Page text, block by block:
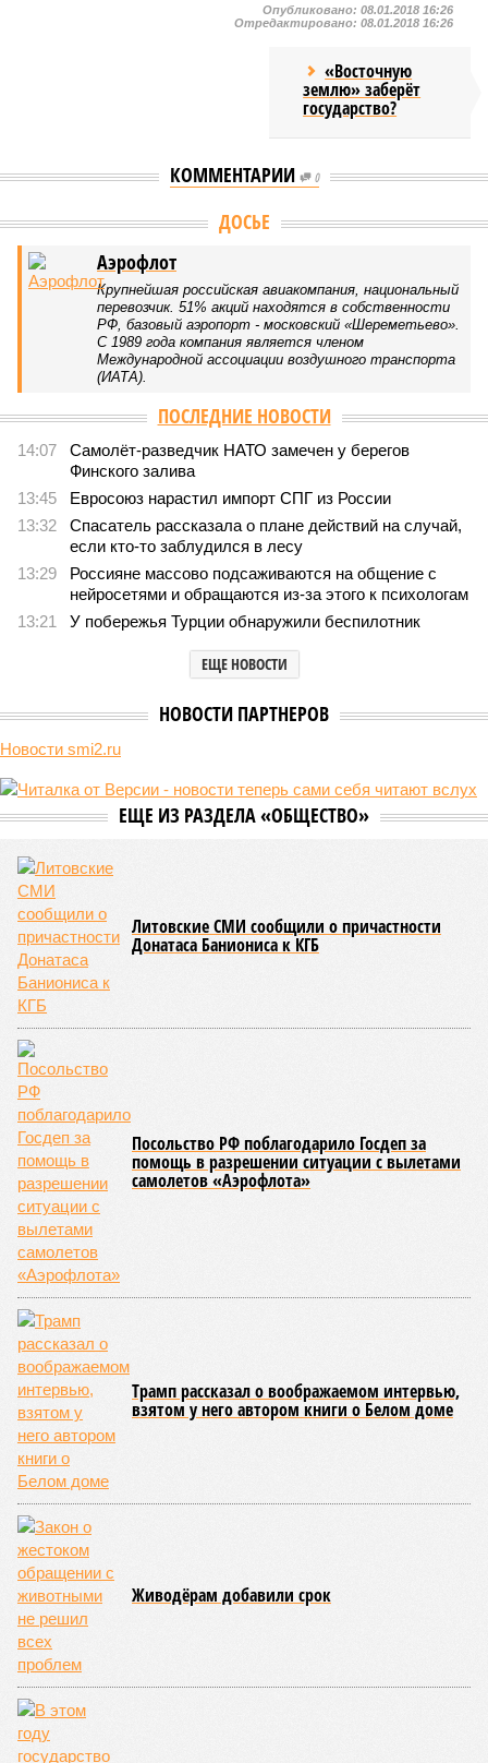
Опубликовано: 08.01.2018 16:26
Отредактировано: 08.01.2018 16:26
«Восточную
землю» заберёт
государство?
КОММЕНТАРИИ 0
ДОСЬЕ
Аэрофлот
Крупнейшая российская авиакомпания, национальный
перевозчик. 51% акций находятся в собственности
РФ, базовый аэропорт - московский «Шереметьево».
С 1989 года компания является членом
Международной ассоциации воздушного транспорта
(ИАТА).
ПОСЛЕДНИЕ НОВОСТИ
14:07
Самолёт-разведчик НАТО замечен у берегов
Финского залива
13:45
Евросоюз нарастил импорт СПГ из России
13:32
Спасатель рассказала о плане действий на случай,
если кто-то заблудился в лесу
13:29
Россияне массово подсаживаются на общение с
нейросетями и обращаются из-за этого к психологам
13:21
У побережья Турции обнаружили беспилотник
ЕЩЕ НОВОСТИ
НОВОСТИ ПАРТНЕРОВ
Новости smi2.ru
ЕЩЕ ИЗ РАЗДЕЛА «ОБЩЕСТВО»
Литовские СМИ сообщили о причастности
Донатаса Баниониса к КГБ
Посольство РФ поблагодарило Госдеп за
помощь в разрешении ситуации с вылетами
самолетов «Аэрофлота»
Трамп рассказал о воображаемом интервью,
взятом у него автором книги о Белом доме
Живодёрам добавили срок